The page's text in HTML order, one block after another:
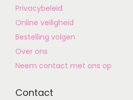
Privacybeleid
Online veiligheid
Bestelling volgen
Over ons
Neem contact met ons op
Contact